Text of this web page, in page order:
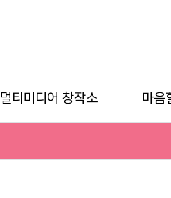
멀티미디어 창작소 마음